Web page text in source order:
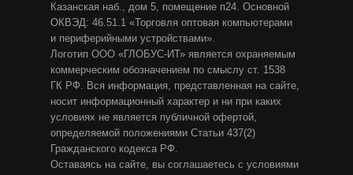
Казанская наб., дом 5, помещение п24. Основной
ОКВЭД: 46.51.1 «Торговля оптовая компьютерами
и периферийными устройствами».
Логотип ООО «ГЛОБУС-ИТ» является охраняемым
коммерческим обозначением по смыслу ст. 1538
ГК РФ. Вся информация, представленная на сайте,
носит информационный характер и ни при каких
условиях не является публичной офертой,
определяемой положениями Статьи 437(2)
Гражданского кодекса РФ.
Оставаясь на сайте, вы соглашаетесь с условиями